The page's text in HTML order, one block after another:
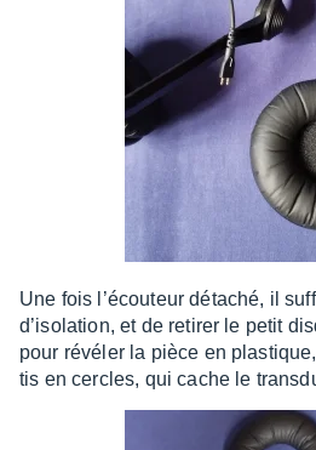
Une fois l’écou­teur déta­ché, il
d’iso­la­tion, et de reti­rer le petit
pour révé­ler la pièce en
tis en cercles, qui cache le